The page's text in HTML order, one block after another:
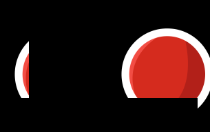
Team Members